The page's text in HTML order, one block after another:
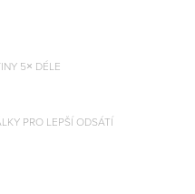
5× DÉLE
PRO LEPŠÍ ODSÁTÍ